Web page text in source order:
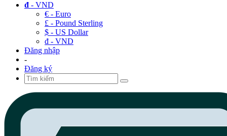
đ - VND
€ - Euro
£ - Pound Sterling
$ - US Dollar
đ - VND
Đăng nhập
-
Đăng ký